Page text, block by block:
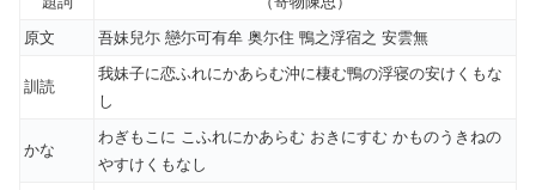
原文
吾妹兒尓 戀尓可有牟 奥尓住 鴨之浮宿之 安雲無
訓読
我妹子に恋ふれにかあらむ沖に棲む鴨の浮寝の安けくもな
し
かな
わぎもこに こふれにかあらむ おきにすむ かものうきねの
やすけくもなし